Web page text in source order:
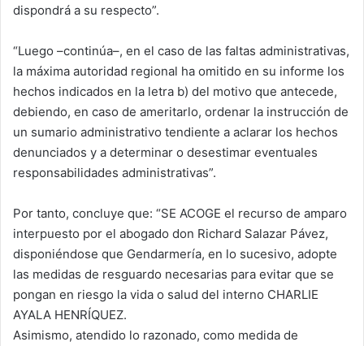
dispondrá a su respecto”.
“Luego –continúa–, en el caso de las faltas administrativas,
la máxima autoridad regional ha omitido en su informe los
hechos indicados en la letra b) del motivo que antecede,
debiendo, en caso de ameritarlo, ordenar la instrucción de
un sumario administrativo tendiente a aclarar los hechos
denunciados y a determinar o desestimar eventuales
responsabilidades administrativas”.
Por tanto, concluye que: “SE ACOGE el recurso de amparo
interpuesto por el abogado don Richard Salazar Pávez,
disponiéndose que Gendarmería, en lo sucesivo, adopte
las medidas de resguardo necesarias para evitar que se
pongan en riesgo la vida o salud del interno CHARLIE
AYALA HENRÍQUEZ.
Asimismo, atendido lo razonado, como medida de